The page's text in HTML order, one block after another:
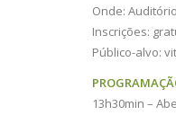
Onde:
Inscrições:
Público-alvo:
13h30min –